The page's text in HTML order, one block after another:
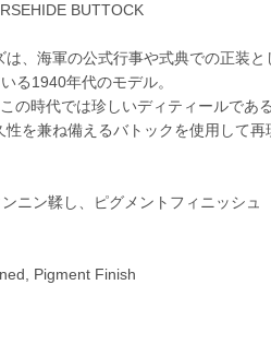
BUTTOCK
、海軍の公式行事や式典での正装
る1940年代のモデル。
の時代では珍しいディティールである
を兼ね備えるバトックを使用して再
ニン鞣し、ピグメントフィニッシュ
Pigment Finish